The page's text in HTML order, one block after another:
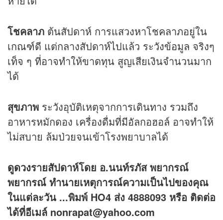
โชคลาภ ต้นสัปดาห์ การแสวงหาโชคลาภอยู่ใน
เกณฑ์ดี แต่กลางสัปดาห์ไปแล้ว ระวังข้อมูล จริงๆ
เท็จ ๆ ที่อาจทำให้ขาดทุน สูญเสียเงินจำนวนมาก
ได้
สุขภาพ ระวังอุบัติเหตุจากการเดินทาง รวมถึง
อาหารหมักดอง เครื่องดื่มที่มีอัลกอฮอล์ อาจทำให้
ไม่สบาย ล้มป่วยจนเข้าโรงพยาบาลได้
ดูดวงรายสัปดาห์โดย อ.นนท์รภัส พยากรณ์
พยากรณ์ ทำนายเหตุการณ์ความเป็นไปของคุณ
ในแต่ละวัน ...พิมพ์ HO4 ส่ง 4888093 หรือ ติดต่อ
ได้ที่อีเมล์ nonrapat@yahoo.com